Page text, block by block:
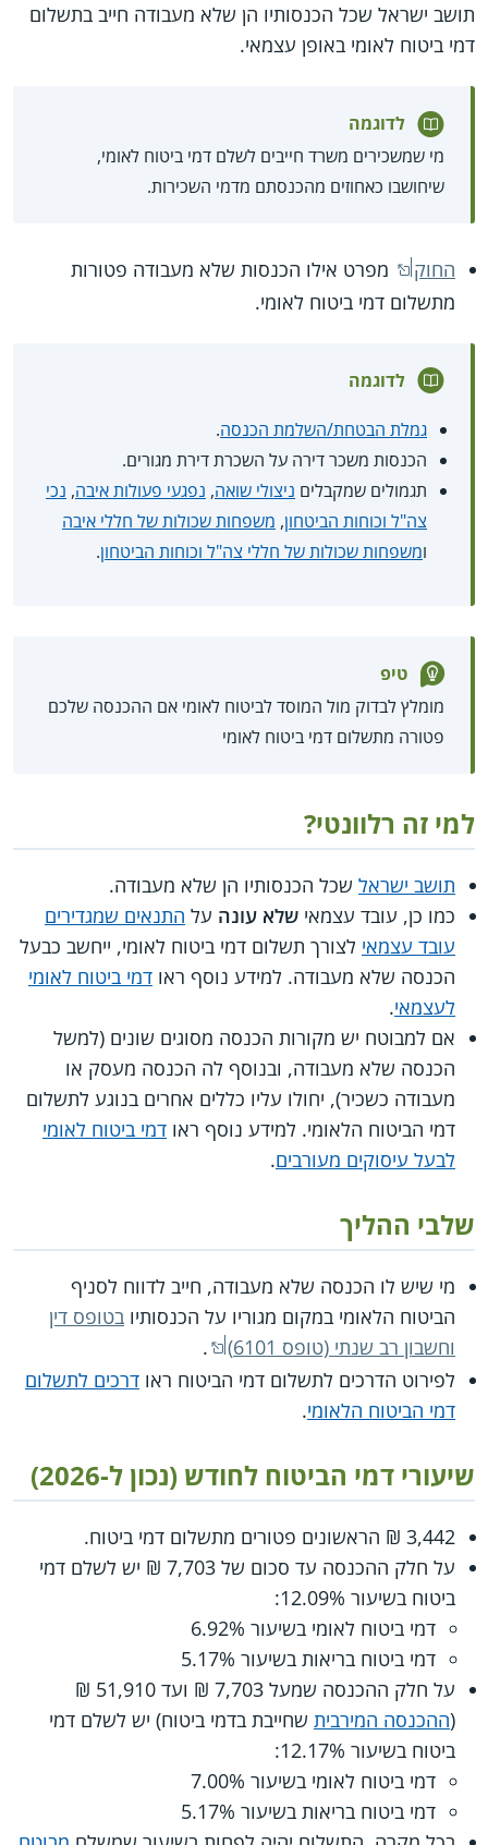
תושב ישראל שכל הכנסותיו הן שלא מעבודה חייב בתשלום
דמי ביטוח לאומי באופן עצמאי.
לדוגמה
מי שמשכירים משרד חייבים לשלם דמי ביטוח לאומי,
שיחושבו כאחוזים מהכנסתם מדמי השכירות.
החוק
מפרט אילו הכנסות שלא מעבודה פטורות
מתשלום דמי ביטוח לאומי.
לדוגמה
גמלת הבטחת/השלמת הכנסה.
הכנסות משכר דירה על השכרת דירת מגורים.
תגמולים שמקבלים ניצולי שואה, נפגעי פעולות איבה, נכי
צה"ל וכוחות הביטחון, משפחות שכולות של חללי איבה
ומשפחות שכולות של חללי צה"ל וכוחות הביטחון.
טיפ
מומלץ לבדוק מול המוסד לביטוח לאומי אם ההכנסה שלכם
פטורה מתשלום דמי ביטוח לאומי
למי זה רלוונטי?
תושב ישראל שכל הכנסותיו הן שלא מעבודה.
כמו כן, עובד עצמאי שלא עונה על התנאים שמגדירים
עובד עצמאי לצורך תשלום דמי ביטוח לאומי, ייחשב כבעל
הכנסה שלא מעבודה. למידע נוסף ראו דמי ביטוח לאומי
לעצמאי.
אם למבוטח יש מקורות הכנסה מסוגים שונים (למשל
הכנסה שלא מעבודה, ובנוסף לה הכנסה מעסק או
מעבודה כשכיר), יחולו עליו כללים אחרים בנוגע לתשלום
דמי הביטוח הלאומי. למידע נוסף ראו דמי ביטוח לאומי
לבעל עיסוקים מעורבים.
שלבי ההליך
מי שיש לו הכנסה שלא מעבודה, חייב לדווח לסניף
הביטוח הלאומי במקום מגוריו על הכנסותיו בטופס דין
וחשבון רב שנתי (טופס 6101)
.
לפירוט הדרכים לתשלום דמי הביטוח ראו דרכים לתשלום
דמי הביטוח הלאומי.
שיעורי דמי הביטוח לחודש (נכון ל-2026)
3,442 ₪ הראשונים פטורים מתשלום דמי ביטוח.
על חלק ההכנסה עד סכום של 7,703 ₪ יש לשלם דמי
ביטוח בשיעור 12.09%:
דמי ביטוח לאומי בשיעור 6.92%
דמי ביטוח בריאות בשיעור 5.17%
על חלק ההכנסה שמעל 7,703 ₪ ועד 51,910 ₪
(ההכנסה המירבית שחייבת בדמי ביטוח) יש לשלם דמי
ביטוח בשיעור 12.17%:
דמי ביטוח לאומי בשיעור 7.00%
דמי ביטוח בריאות בשיעור 5.17%